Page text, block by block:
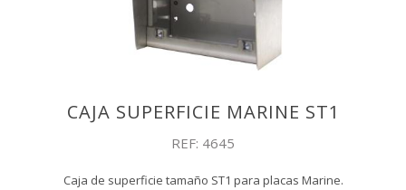
CAJA SUPERFICIE MARINE ST1
REF: 4645
Caja de superficie tamaño ST1 para placas Marine.